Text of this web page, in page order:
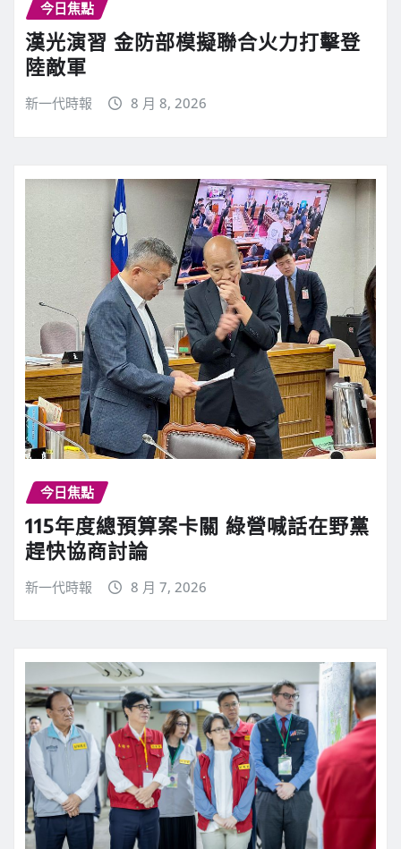
今日焦點
漢光演習 金防部模擬聯合火力打擊登
陸敵軍
新一代時報 8 月 8, 2026
今日焦點
115年度總預算案卡關 綠營喊話在野黨
趕快協商討論
新一代時報 8 月 7, 2026